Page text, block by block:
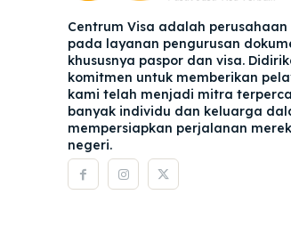
Centrum Visa adalah
pada layanan pengurusan
khususnya paspor dan visa.
komitmen untuk memberikan
kami telah menjadi mitra
banyak individu dan keluarga
mempersiapkan perjalanan
negeri.